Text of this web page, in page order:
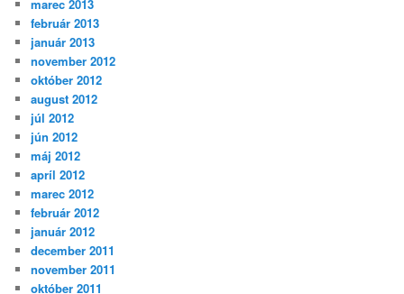
marec 2013
február 2013
január 2013
november 2012
október 2012
august 2012
júl 2012
jún 2012
máj 2012
apríl 2012
marec 2012
február 2012
január 2012
december 2011
november 2011
október 2011